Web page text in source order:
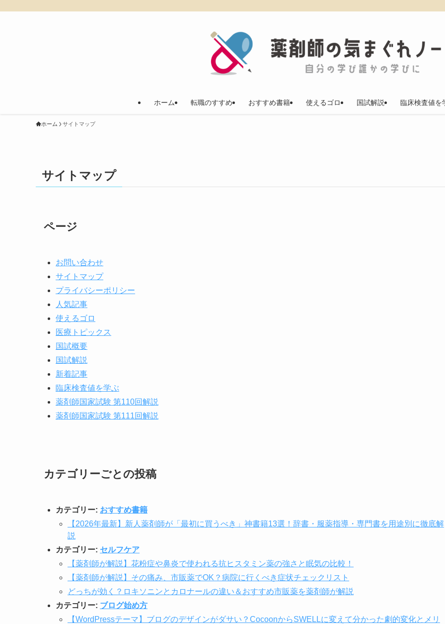
ホーム 転職のすすめ おすすめ書籍 使えるゴロ 国試解説 臨床検査値を
ホーム サイトマップ
サイトマップ
ページ
お問い合わせ
サイトマップ
プライバシーポリシー
人気記事
使えるゴロ
医療トピックス
国試概要
国試解説
新着記事
臨床検査値を学ぶ
薬剤師国家試験 第110回解説
薬剤師国家試験 第111回解説
カテゴリーごとの投稿
カテゴリー: おすすめ書籍
【2026年最新】新人薬剤師が「最初に買うべき」神書籍13選！辞書・服薬指導・専門書を用途別に徹底解
説
カテゴリー: セルフケア
【薬剤師が解説】花粉症や鼻炎で使われる抗ヒスタミン薬の強さと眠気の比較！
【薬剤師が解説】その痛み、市販薬でOK？病院に行くべき症状チェックリスト
どっちが効く？ロキソニンとカロナールの違い＆おすすめ市販薬を薬剤師が解説
カテゴリー: ブログ始め方
【WordPressテーマ】ブログのデザインがダサい？CocoonからSWELLに変えて分かった劇的変化とメリ